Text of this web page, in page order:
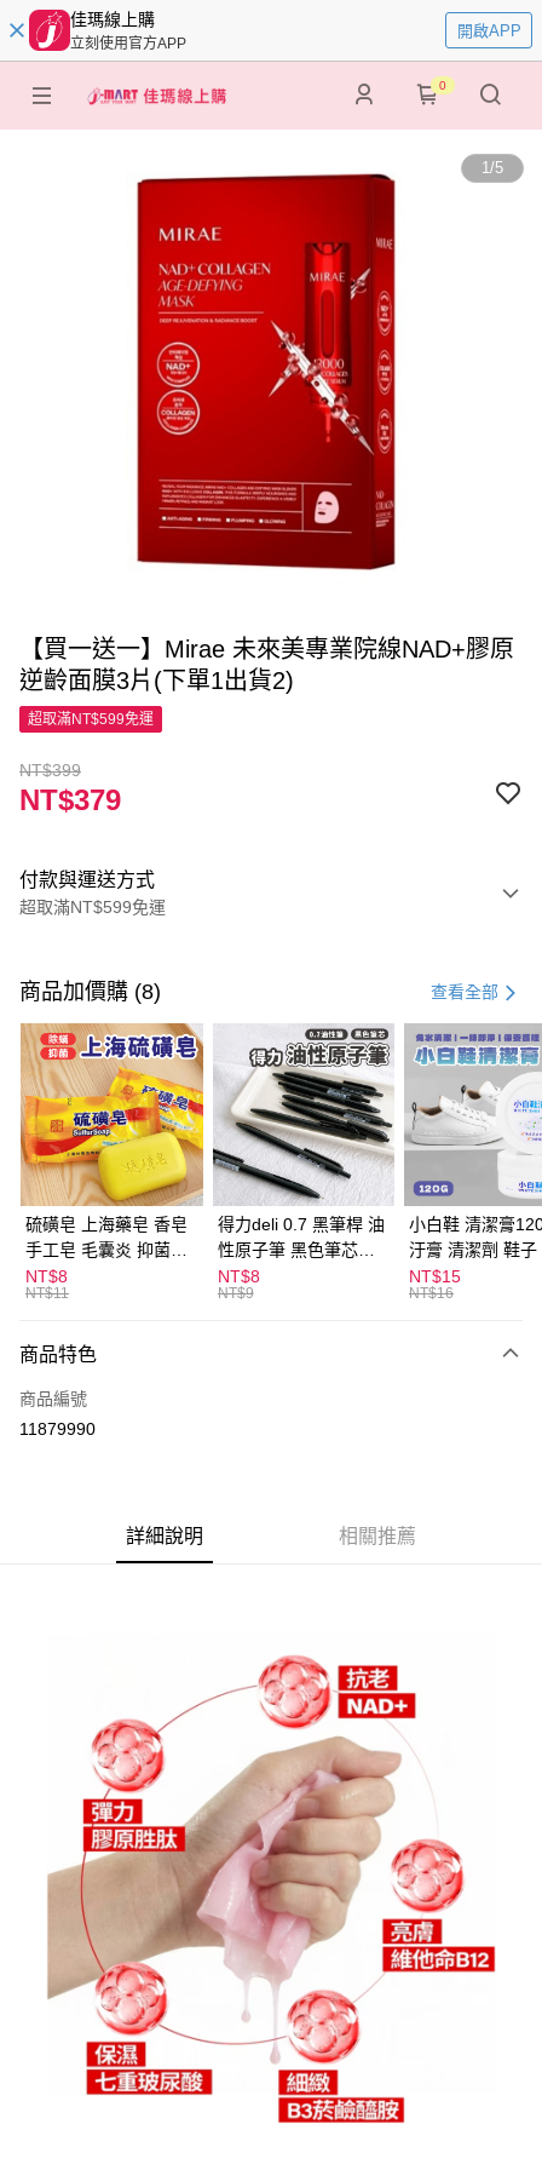
佳瑪線上購
立刻使用官方APP
開啟APP
0
1/5
【買一送一】Mirae 未來美專業院線NAD+膠原
逆齡面膜3片(下單1出貨2)
超取滿NT$599免運
NT$399
NT$379
付款與運送方式
超取滿NT$599免運
信用卡一次付款
超商取貨付款
LINE Pay
Apple Pay
街口支付
悠遊付
ATM付款
全家取貨付款
每筆NT$60，滿NT$599(含以上)免運費
付款後全家取貨
每筆NT$60，滿NT$599(含以上)免運費
每筆NT$120，滿NT$1,999(含以上)免運費
商品加價購 (8) 查看全部
硫磺皂 上海藥皂 香皂
手工皂 毛囊炎 抑菌除
蟎 清潔護膚 去油去痘
寵物皮膚病 狗狗貓咪
NT$8
NT$11
得力deli 0.7 黑筆桿 油
性原子筆 黑色筆芯
S304
NT$8
NT$9
小白鞋 清潔膏
汙膏 清潔劑 鞋子
漬 白皮鞋 鞋油
NT$15
NT$16
商品特色
商品編號
11879990
詳細說明 相關推薦